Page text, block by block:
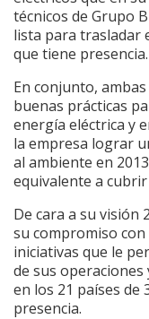
técnicos de Grupo
lista para trasladar
que tiene presencia.
En conjunto,
buenas prácticas
energía eléctrica y
la empresa lograr
al ambiente en
equivalente a cubrir
De cara a su visión
su compromiso
iniciativas que le
de sus operaciones
en los 21 países de
presencia.